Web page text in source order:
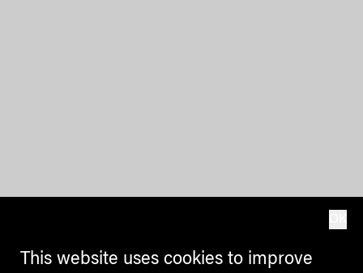
This website uses cookies to improve